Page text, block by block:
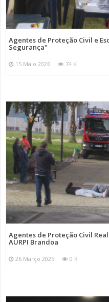
Agentes de Proteção Civil e
Segurança"
15 Maio 2026 74 K
Agentes de Proteção Civil
AURPI Brandoa
26 Março 2025 0 K